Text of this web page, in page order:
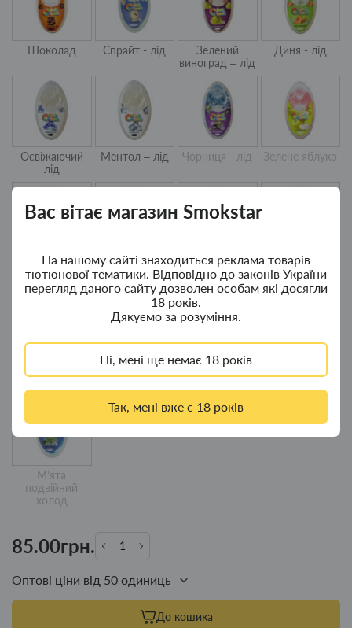
Вас вітає магазин Smokstar
На нашому сайті знаходиться реклама товарів
тютюнової тематики. Відповідно до законів України
перегляд даного сайту дозволен особам які досягли
18 років.
Дякуємо за розуміння.
Ні, мені ще немає 18 років
Так, мені вже є 18 років
Шоколад Спрайт - лід
Зелений
виноград – лід
Диня - лід
Освіжаючий
лід
Ментол – лід Чорниця - лід Зелене яблуко
Вишня - лід
Бубль-гум -
полуниця
Чорниця Кавун - лід
Яблуко -
лимон
Вишня
М'ята
подвійний
холод
85.00грн.
Оптові ціни від 50 одиниць
До кошика